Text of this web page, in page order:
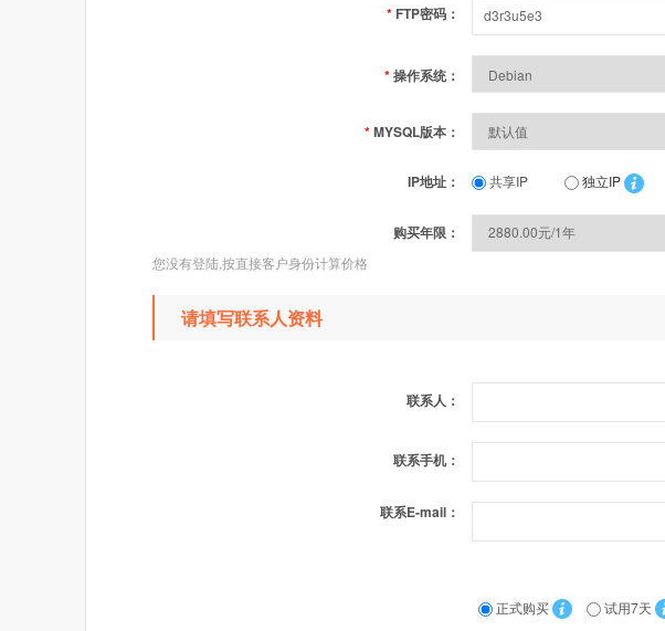
* FTP密码：
*操作系统：
*MYSQL版本：
IP地址： 共享IP 独立IP
购买年限：
您没有登陆,按直接客户身份计算价格
请填写联系人资料
联系人：
联系手机：
联系E-mail：
正式购买 试用7天